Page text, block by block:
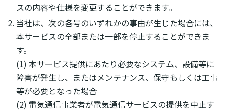
スの内容や仕様を変更することができます。
当社は、次の各号のいずれかの事由が生じた場合には、
本サービスの全部または一部を停止することができま
す。
(1) 本サービス提供にあたり必要なシステム、設備等に
障害が発生し、またはメンテナンス、保守もしくは工事
等が必要となった場合
(2) 電気通信事業者が電気通信サービスの提供を中止す